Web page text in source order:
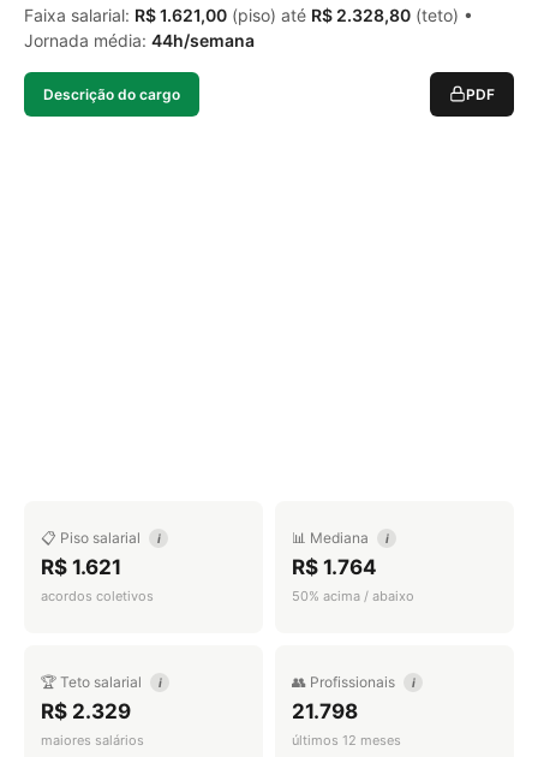
Faixa salarial: R$ 1.621,00 (piso) até R$ 2.328,80 (teto) •
Jornada média: 44h/semana
Descrição do cargo PDF
📋 Piso salarial i
R$ 1.621
acordos coletivos
📊 Mediana i
R$ 1.764
50% acima / abaixo
🏆 Teto salarial i
R$ 2.329
maiores salários
👥 Profissionais i
21.798
últimos 12 meses